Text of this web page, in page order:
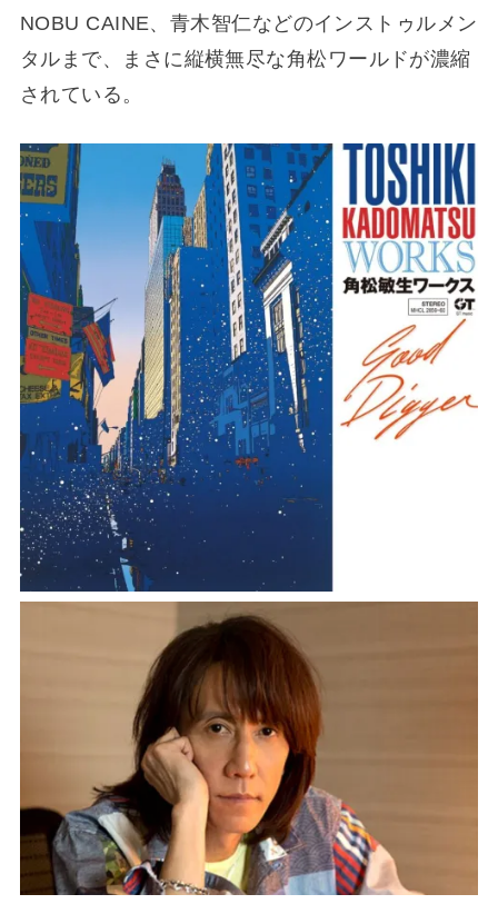
NOBU CAINE、青木智仁などのインストゥルメン
タルまで、まさに縦横無尽な角松ワールドが濃縮
されている。